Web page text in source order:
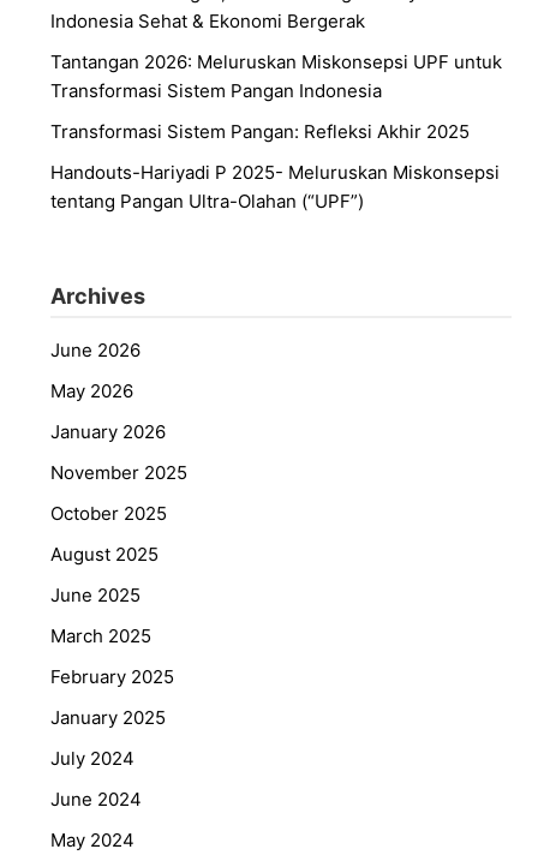
Indonesia Sehat & Ekonomi Bergerak
Tantangan 2026: Meluruskan Miskonsepsi UPF untuk
Transformasi Sistem Pangan Indonesia
Transformasi Sistem Pangan: Refleksi Akhir 2025
Handouts-Hariyadi P 2025- Meluruskan Miskonsepsi
tentang Pangan Ultra-Olahan (“UPF”)
Archives
June 2026
May 2026
January 2026
November 2025
October 2025
August 2025
June 2025
March 2025
February 2025
January 2025
July 2024
June 2024
May 2024